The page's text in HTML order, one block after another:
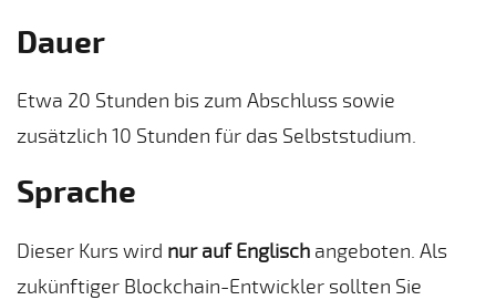
Dauer
Etwa 20 Stunden bis zum Abschluss sowie
zusätzlich 10 Stunden für das Selbststudium.
Sprache
Dieser Kurs wird nur auf Englisch angeboten. Als
zukünftiger Blockchain-Entwickler sollten Sie